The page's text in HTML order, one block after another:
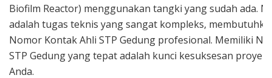
Biofilm Reactor) menggunakan tangki yang sudah ada.
adalah tugas teknis yang sangat kompleks,
Nomor Kontak Ahli STP Gedung profesional. Memiliki
STP Gedung yang tepat adalah kunci kesuksesan proyek
Anda.